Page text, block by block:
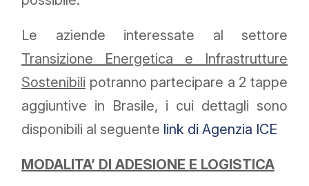
Le aziende interessate al settore
Transizione Energetica e Infrastrutture
Sostenibili potranno partecipare a 2 tappe
aggiuntive in Brasile, i cui dettagli sono
disponibili al seguente link di Agenzia ICE
MODALITA’ DI ADESIONE E LOGISTICA